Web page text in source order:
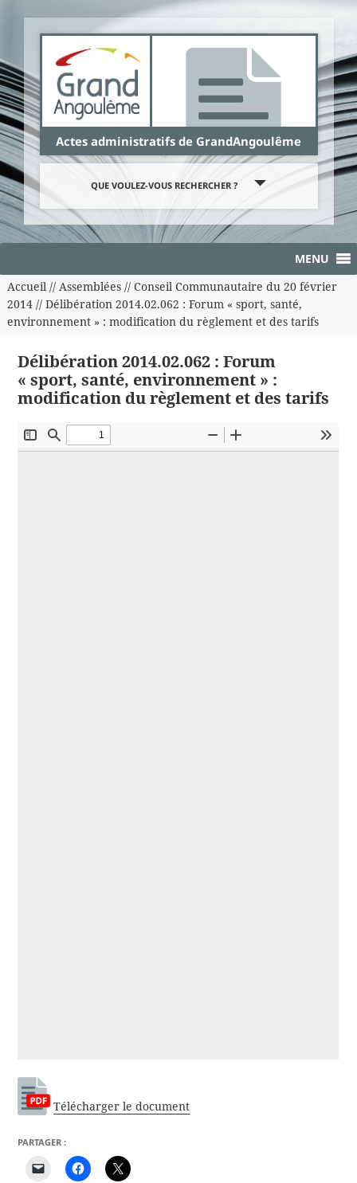
Actes administratifs de GrandAngoulême
QUE VOULEZ-VOUS RECHERCHER ?
MENU
Accueil// Assemblées// Conseil Communautaire du 20 février
2014// Délibération 2014.02.062 : Forum « sport, santé,
environnement » : modification du règlement et des tarifs
Délibération 2014.02.062 : Forum
« sport, santé, environnement » :
modification du règlement et des tarifs
Télécharger le document
PARTAGER :
Panneau de gestion des cookies